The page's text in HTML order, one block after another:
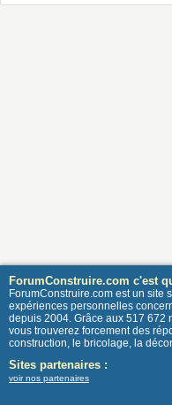
ForumConstruire.com c'est
ForumConstruire.com est un site
expériences personnelles
depuis 2004. Grâce aux 517 672
vous trouverez forcement des
construction, le bricolage, la
Sites partenaires :
voir nos partenaires